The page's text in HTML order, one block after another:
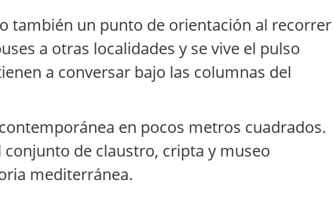
también un punto de orientación al recorrer
a otras localidades y se vive el pulso
a conversar bajo las columnas del
en pocos metros cuadrados.
de claustro, cripta y museo
mediterránea.